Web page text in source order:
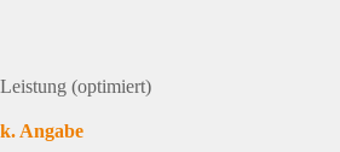
Leistung (optimiert)
k. Angabe